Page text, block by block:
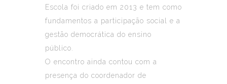
Escola foi criado em 2013 e tem como
fundamentos a participação social e a
gestão democrática do ensino
público.
O encontro ainda contou com a
presença do coordenador de